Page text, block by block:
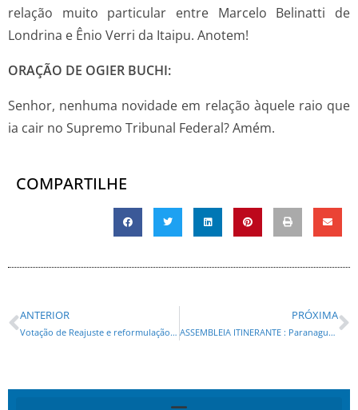
relação muito particular entre Marcelo Belinatti de
Londrina e Ênio Verri da Itaipu. Anotem!
ORAÇÃO DE OGIER BUCHI:
Senhor, nenhuma novidade em relação àquele raio que
ia cair no Supremo Tribunal Federal? Amém.
COMPARTILHE
ANTERIOR
Votação de Reajuste e reformulação de carreiras do funcionalismo nesta segunda feira na Assembleia Legislativa
PRÓXIMA
ASSEMBLEIA ITINERANTE : Paranaguá recebe deputados durante a 11ª FESTA DA TAINHA